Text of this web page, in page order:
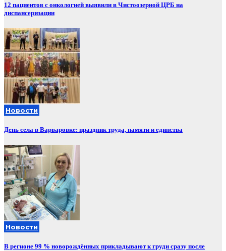
12 пациентов с онкологией выявили в Чистоозерной ЦРБ на
диспансеризации
Новости
День села в Варваровке: праздник труда, памяти и единства
Новости
В регионе 99 % новорождённых прикладывают к груди сразу после